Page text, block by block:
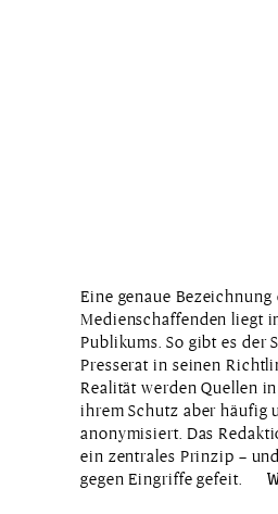
Eine genaue Bezeichnung
Medienschaffenden liegt
Publikums. So gibt es der
Presserat in seinen
Realität werden Quellen
ihrem Schutz aber ­­häufig
anonymisiert. Das
ein zentrales Prinzip –
gegen Eingriffe gefeit.